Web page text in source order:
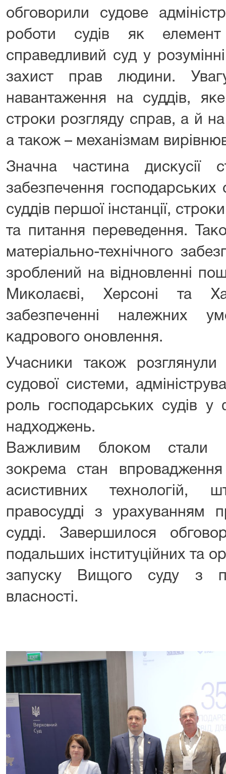
обговорили судове
роботи судів як
справедливий суд у
захист прав людини.
навантаження на суддів,
строки розгляду справ, а й
а також – механізмам
Значна частина дискусії
забезпечення господарських
суддів першої інстанції,
та питання переведення.
матеріально-технічного
зроблений на відновленні
Миколаєві, Херсоні та
забезпеченні належних
кадрового оновлення.
Учасники також розглянули
судової системи,
роль господарських судів
надходжень.
Важливим блоком стали
зокрема стан
асистивних технологій,
правосудді з урахуванням
судді. Завершилося
подальших інституційних та
запуску Вищого суду з
власності.